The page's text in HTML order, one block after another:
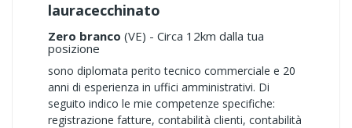
lauracecchinato
Zero branco (VE) - Circa 12km dalla tua
posizione
sono diplomata perito tecnico commerciale e 20
anni di esperienza in uffici amministrativi. Di
seguito indico le mie competenze specifiche:
registrazione fatture, contabilità clienti, contabilità